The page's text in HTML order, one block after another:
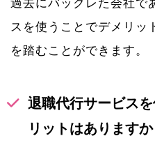
過去にバックレた会社で
スを使うことでデメリッ
を踏むことができます。
退職代行サービス
リットはありますか